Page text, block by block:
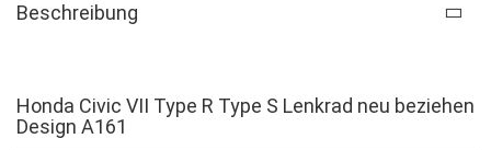
Beschreibung
Honda Civic VII Type R Type S Lenkrad neu beziehen
Design A161